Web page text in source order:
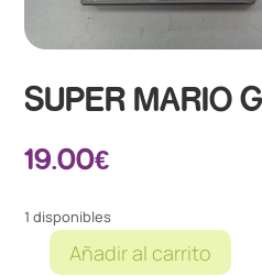
SUPER MARIO
19.00€
1 disponibles
SUPERAñadir al carrito